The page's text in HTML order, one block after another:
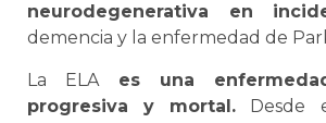
neurodegenerativa en
demencia y la enfermedad de
La ELA es una
progresiva y mortal. Desde